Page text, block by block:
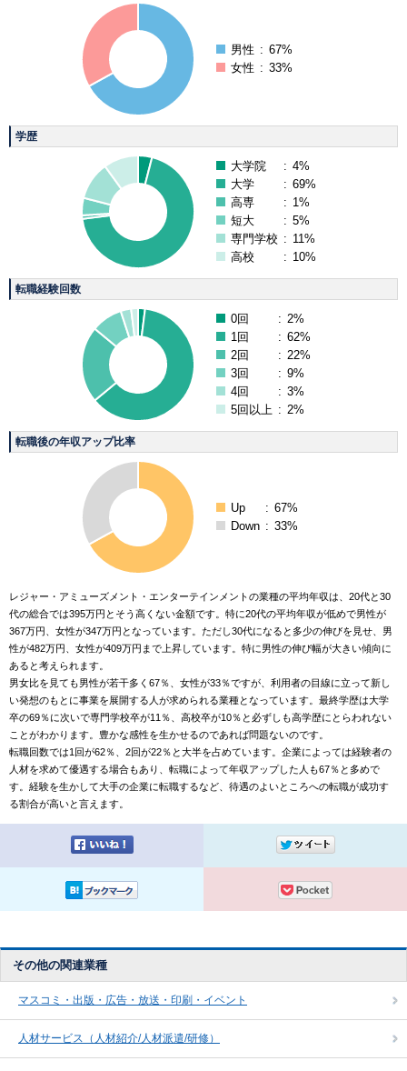
男性 : 67%
女性 : 33%
学歴
大学院 : 4%
大学
: 69%
高専
: 1%
短大
: 5%
専門学校 : 11%
高校
: 10%
転職経験回数
0回 : 2%
1回
: 62%
2回
: 22%
3回
: 9%
4回
: 3%
5回以上 : 2%
転職後の年収アップ比率
Up : 67%
Down : 33%
レジャー・アミューズメント・エンターテインメントの業種の平均年収は、20代と30
代の総合では395万円とそう高くない金額です。特に20代の平均年収が低めで男性が
367万円、女性が347万円となっています。ただし30代になると多少の伸びを見せ、男
性が482万円、女性が409万円まで上昇しています。特に男性の伸び幅が大きい傾向に
あると考えられます。
男女比を見ても男性が若干多く67％、女性が33％ですが、利用者の目線に立って新し
い発想のもとに事業を展開する人が求められる業種となっています。最終学歴は大学
卒の69％に次いで専門学校卒が11％、高校卒が10％と必ずしも高学歴にとらわれない
ことがわかります。豊かな感性を生かせるのであれば問題ないのです。
転職回数では1回が62％、2回が22％と大半を占めています。企業によっては経験者の
人材を求めて優遇する場合もあり、転職によって年収アップした人も67％と多めで
す。経験を生かして大手の企業に転職するなど、待遇のよいところへの転職が成功す
る割合が高いと言えます。
その他の関連業種
マスコミ・出版・広告・放送・印刷・イベント
人材サービス（人材紹介/人材派遣/研修）